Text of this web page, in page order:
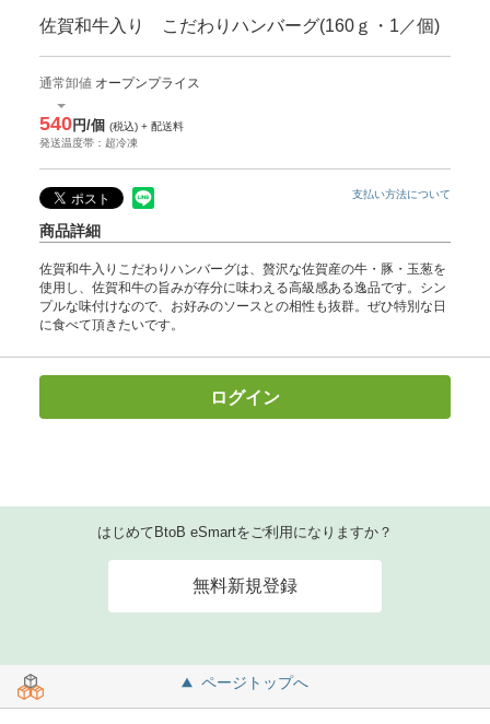
佐賀和牛入り こだわりハンバーグ(160ｇ・1／個)
通常卸値 オープンプライス
540円/個 (税込) + 配送料
発送温度帯：超冷凍
支払い方法について
商品詳細
佐賀和牛入りこだわりハンバーグは、贅沢な佐賀産の牛・豚・玉葱を
使用し、佐賀和牛の旨みが存分に味わえる高級感ある逸品です。シン
プルな味付けなので、お好みのソースとの相性も抜群。ぜひ特別な日
に食べて頂きたいです。
ログイン
はじめてBtoB eSmartをご利用になりますか？
無料新規登録
ページトップへ